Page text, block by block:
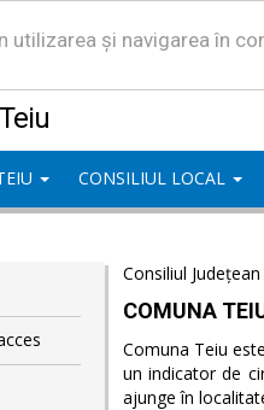
și navigarea în
CONSILIUL LOCAL
Consiliul
COMUNA
Comuna Teiu
un indicator de
ajunge în